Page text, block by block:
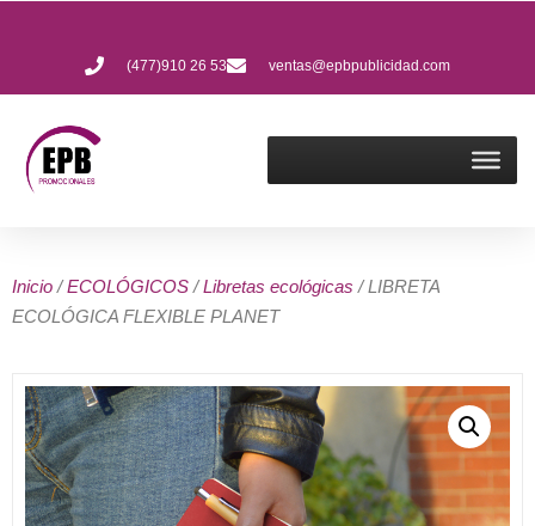
(477)910 26 53 ventas@epbpublicidad.com
Inicio /ECOLÓGICOS /Libretas ecológicas / LIBRETA
ECOLÓGICA FLEXIBLE PLANET